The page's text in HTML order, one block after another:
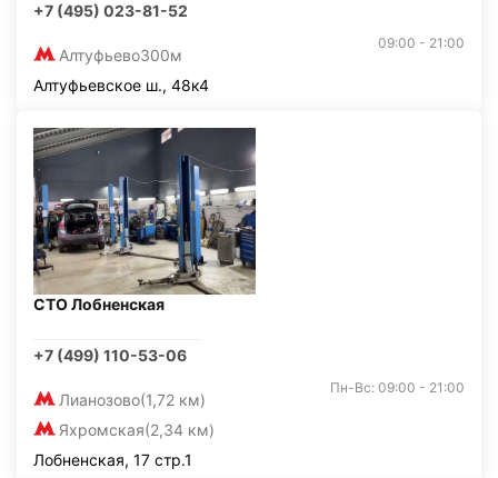
+7 (495) 023-81-52
Алтуфьево300м
09:00 - 21:00
Алтуфьевское ш., 48к4
СТО Лобненская
+7 (499) 110-53-06
Лианозово(1,72 км)
Яхромская(2,34 км)
Пн-Вс: 09:00 - 21:00
Лобненская, 17 стр.1